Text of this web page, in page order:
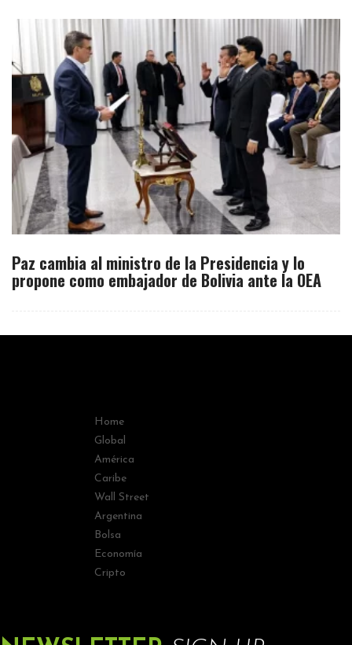
Paz cambia al ministro de la Presidencia y lo
propone como embajador de Bolivia ante la OEA
Home
Global
América
Caribe
Wall Street
Argentina
Bolsa
Economía
Cripto